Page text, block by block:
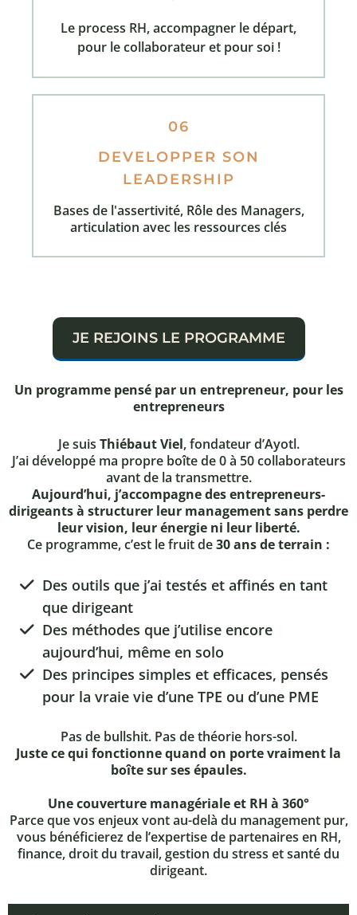
Le process RH, accompagner le départ,
pour le collaborateur et pour soi !
06
DEVELOPPER SON
LEADERSHIP
Bases de l'assertivité, Rôle des Managers,
articulation avec les ressources clés
JE REJOINS LE PROGRAMME
Un programme pensé par un entrepreneur, pour les
entrepreneurs
Je suis Thiébaut Viel, fondateur d’Ayotl.
J’ai développé ma propre boîte de 0 à 50 collaborateurs
avant de la transmettre.
Aujourd’hui, j’accompagne des entrepreneurs-
dirigeants à structurer leur management sans perdre
leur vision, leur énergie ni leur liberté.
Ce programme, c’est le fruit de30 ans de terrain :
Des outils que j’ai testés et affinés en tant
que dirigeant
Des méthodes que j’utilise encore
aujourd’hui, même en solo
Des principes simples et efficaces, pensés
pour la vraie vie d’une TPE ou d’une PME
Pas de bullshit. Pas de théorie hors-sol.
Juste ce qui fonctionne quand on porte vraiment la
boîte sur ses épaules.
Une couverture managériale et RH à 360°
Parce que vos enjeux vont au-delà du management pur,
vous bénéficierez de l’expertise de partenaires en RH,
finance, droit du travail, gestion du stress et santé du
dirigeant.